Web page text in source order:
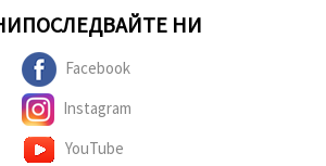
ПОСЛЕДВАЙТЕ НИ
Facebook
Instagram
YouTube